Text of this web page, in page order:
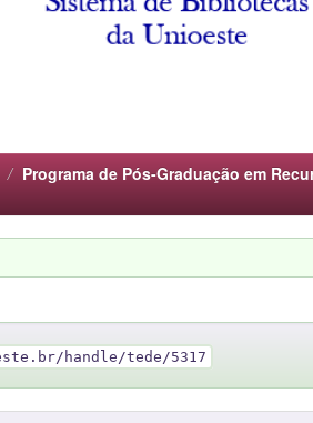
Programa de Pós-Graduação em
handle/tede/5317